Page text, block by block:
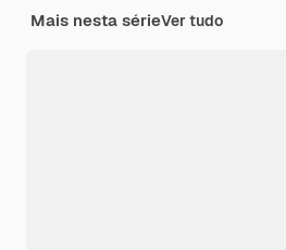
Mais nesta sérieVer tudo